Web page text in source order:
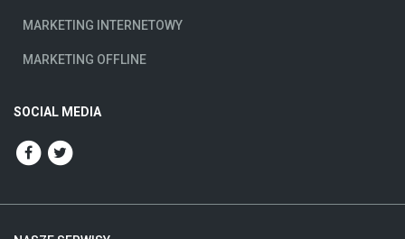
MARKETING INTERNETOWY
MARKETING OFFLINE
SOCIAL MEDIA